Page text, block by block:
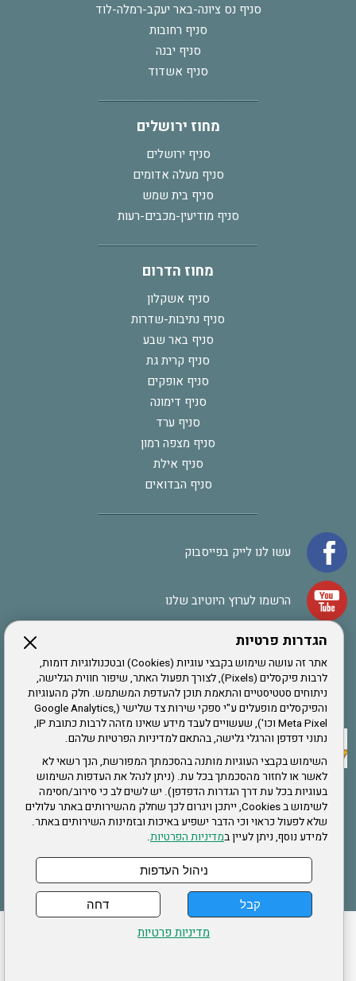
הגדרות פרטיות
אתר זה עושה שימוש בקבצי עוגיות (Cookies) ובטכנולוגיות דומות,
לרבות פיקסלים (Pixels), לצורך תפעול האתר, שיפור חווית הגלישה,
ניתוחים סטטיסטיים והתאמת תוכן להעדפת המשתמש. חלק מהעוגיות
והפיקסלים מופעלים ע"י ספקי שירות צד שלישי (Google Analytics,
Meta Pixel וכו'), שעשויים לעבד מידע שאינו מזהה לרבות כתובת IP,
נתוני דפדפן והרגלי גלישה, בהתאם למדיניות הפרטיות שלהם.
השימוש בקבצי העוגיות מותנה בהסכמתך המפורשת, הנך רשאי לא
לאשר או לחזור מהסכמתך בכל עת. (ניתן לנהל את העדפות השימוש
בעוגיות בכל עת דרך הגדרות הדפדפן). יש לשים לב כי סירוב/חסימה
לשימוש ב Cookies, ייתכן ויגרום לכך שחלק מהשירותים באתר עלולים
שלא לפעול כראוי וכי הדבר ישפיע באיכות ובזמינות השירותים באתר.
למידע נוסף, ניתן לעיין במדיניות הפרטיות.
קבל דחה
ניהול העדפות
מדיניות פרטיות
סניף נס ציונה-באר יעקב-רמלה-לוד
סניף רחובות
סניף יבנה
סניף אשדוד
מחוז ירושלים
סניף ירושלים
סניף מעלה אדומים
סניף בית שמש
סניף מודיעין-מכבים-רעות
מחוז הדרום
סניף אשקלון
סניף נתיבות-שדרות
סניף באר שבע
סניף קרית גת
סניף אופקים
סניף דימונה
סניף ערד
סניף מצפה רמון
סניף אילת
סניף הבדואים
עשו לנו לייק בפייסבוק
הרשמו לערוץ היוטיוב שלנו
אתר צה"ל
תקנון האתר
שירותים
תעסוקה
בריאות
הצהרת נגישות לעדכון פרטים אישיים